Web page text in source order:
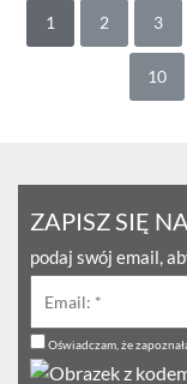
1 2 3
10
ZAPISZ SIĘ
podaj swój email,
Oświadczam, że